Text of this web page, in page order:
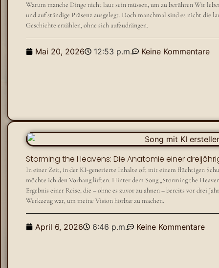
Warum manche Dinge nicht laut sein müssen, um zu berühren Wir
und auf ständige Präsenz ausgelegt. Doch manchmal sind es nicht die
Geschichte erzählen, ohne sich aufzudrängen.
Mai 20, 2026 12:53 p.m. Keine Kommentare
Storming the Heavens: Die Anatomie einer
​In einer Zeit, in der KI-generierte Inhalte oft mit einem flüchtigen
möchte ich den Vorhang lüften. Hinter dem Song „Storming the
Ergebnis einer Reise, die – ohne es zuvor zu ahnen – bereits vor drei
Werkzeug war, um meine Vision hörbar zu machen.
April 6, 2026 6:46 p.m. Keine Kommentare